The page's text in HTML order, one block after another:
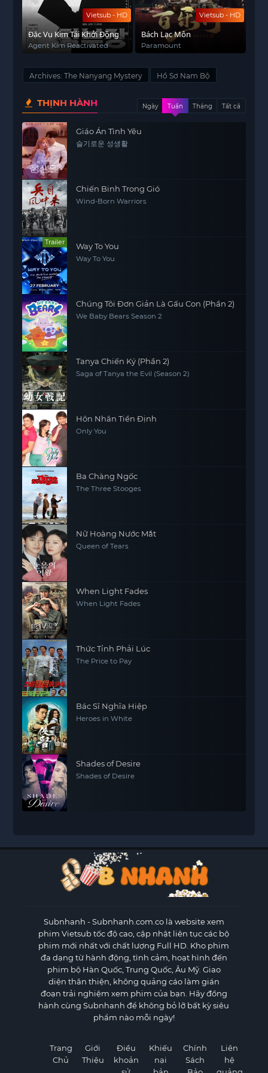
Vietsub - HD
Đặc Vụ Kim Tái Khởi Động
Agent Kim Reactivated
Vietsub - HD
Bách Lạc Môn
Paramount
Archives: The Nanyang Mystery Hồ Sơ Nam Bộ
THỊNH HÀNH Ngày Tuần Tháng Tất cả
Giáo Án Tình Yêu
슬기로운 성생활
Chiến Binh Trong Gió
Wind-Born Warriors
Trailer Way To You
Way To You
Chúng Tôi Đơn Giản Là Gấu Con (Phần 2)
We Baby Bears Season 2
Tanya Chiến Ký (Phần 2)
Saga of Tanya the Evil (Season 2)
Hôn Nhân Tiền Định
Only You
Ba Chàng Ngốc
The Three Stooges
Nữ Hoàng Nước Mắt
Queen of Tears
When Light Fades
When Light Fades
Thức Tỉnh Phải Lúc
The Price to Pay
Bác Sĩ Nghĩa Hiệp
Heroes in White
Shades of Desire
Shades of Desire
Subnhanh - Subnhanh.com.co là website xem
phim Vietsub tốc độ cao, cập nhật liên tục các bộ
phim mới nhất với chất lượng Full HD. Kho phim
đa dạng từ hành động, tình cảm, hoạt hình đến
phim bộ Hàn Quốc, Trung Quốc, Âu Mỹ. Giao
diện thân thiện, không quảng cáo làm gián
đoạn trải nghiệm xem phim của bạn. Hãy đồng
hành cùng Subnhanh để không bỏ lỡ bất kỳ siêu
phẩm nào mỗi ngày!
Trang
Chủ
Giới
Thiệu
Điều
khoản
Khiếu
nại
Chính
Sách
Liên
hệ